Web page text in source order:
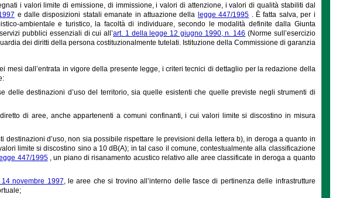
i valori limite di emissione, di immissione, i valori di attenzione, i valori di qualità stabiliti dal
e dalle disposizioni statali emanate in attuazione della legge 447/1995 . È fatta salva, per i
ambientale e turistico, la facoltà di individuare, secondo le modalità definite dalla Giunta
pubblici essenziali di cui all’art. 1 della legge 12 giugno 1990, n. 146 (Norme sull’esercizio
dei diritti della persona costituzionalmente tutelati. Istituzione della Commissione di garanzia
mesi dall’entrata in vigore della presente legge, i criteri tecnici di dettaglio per la redazione della
delle destinazioni d’uso del territorio, sia quelle esistenti che quelle previste negli strumenti di
di aree, anche appartenenti a comuni confinanti, i cui valori limite si discostino in misura
d’uso, non sia possibile rispettare le previsioni della lettera b), in deroga a quanto in
limite si discostino sino a 10 dB(A); in tal caso il comune, contestualmente alla classificazione
447/1995, un piano di risanamento acustico relativo alle aree classificate in deroga a quanto
14 novembre 1997, le aree che si trovino all’interno delle fasce di pertinenza delle infrastrutture